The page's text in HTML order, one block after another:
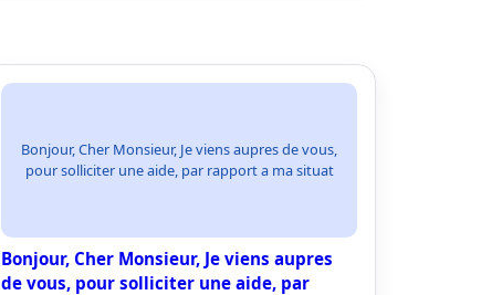
Bonjour, Cher Monsieur, Je viens aupres de vous,
pour solliciter une aide, par rapport a ma situat
Bonjour, Cher Monsieur, Je viens aupres
de vous, pour solliciter une aide, par